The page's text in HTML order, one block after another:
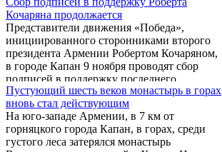
Кочаряна продолжается
Представители движения «Победа»,
инициированного сторонниками второго
президента Армении Робертом Кочаряном,
в городе Капан 9 ноября проводят сбор
подписей в поддержку последнего.
Пустующий шесть веков монастырь в горах
вновь стал действующим
На юго-западе Армении, в 7 км от
горняцкого города Капан, в горах, среди
густого леса затерялся монастырь